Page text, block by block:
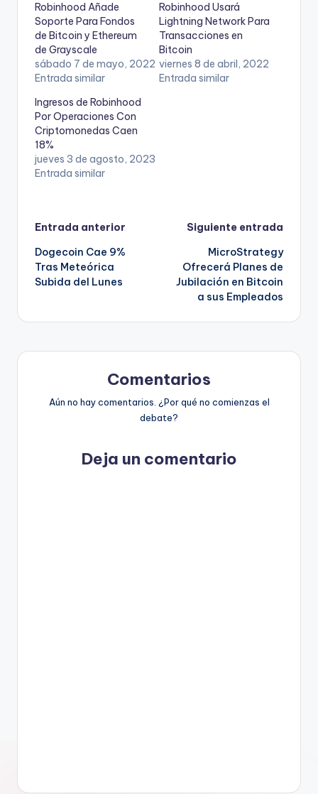
Robinhood Añade
Soporte Para Fondos
de Bitcoin y Ethereum
de Grayscale
sábado 7 de mayo, 2022
Entrada similar
Robinhood Usará
Lightning Network Para
Transacciones en
Bitcoin
viernes 8 de abril, 2022
Entrada similar
Ingresos de Robinhood
Por Operaciones Con
Criptomonedas Caen
18%
jueves 3 de agosto, 2023
Entrada similar
Navegación
de
entradas
Entrada anterior
Dogecoin Cae 9%
Tras Meteórica
Subida del Lunes
Siguiente entrada
MicroStrategy
Ofrecerá Planes de
Jubilación en Bitcoin
a sus Empleados
Comentarios
Aún no hay comentarios. ¿Por qué no comienzas el
debate?
Deja un comentario